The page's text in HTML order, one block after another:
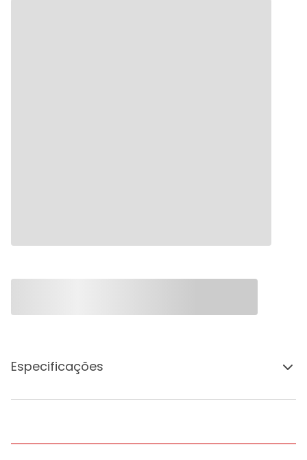
Especificações